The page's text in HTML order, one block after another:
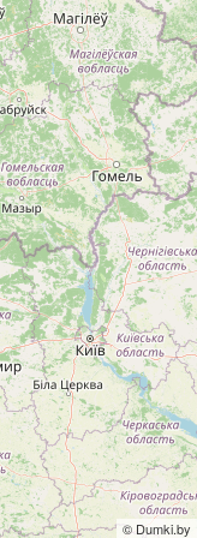
© Dumki.by